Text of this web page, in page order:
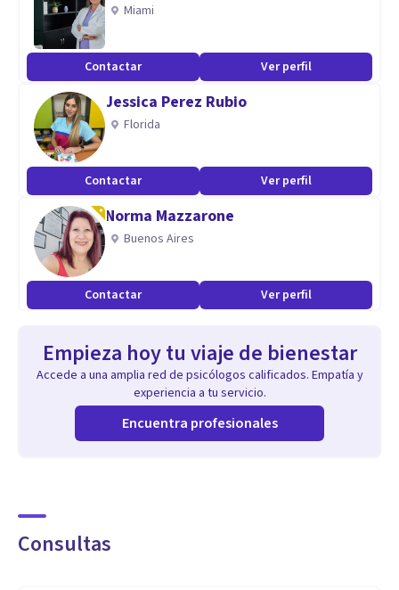
me centro en poder mejorar la calidad de vida de los
consultantes.
Miami
Contactar Ver perfil
Jessica Perez Rubio
Florida
Contactar Ver perfil
Norma Mazzarone
Buenos Aires
Contactar Ver perfil
Empieza hoy tu viaje de bienestar
Accede a una amplia red de psicólogos calificados. Empatía y
experiencia a tu servicio.
Encuentra profesionales
Consultas